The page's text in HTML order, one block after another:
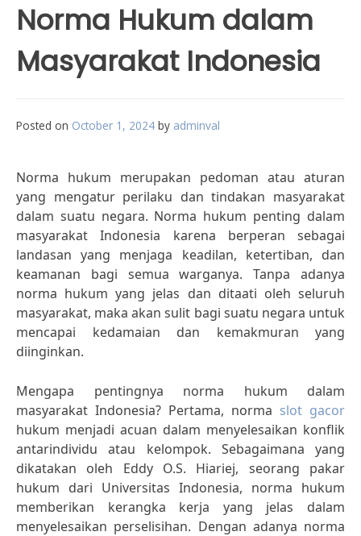
Norma Hukum dalam
Masyarakat Indonesia
Posted on October 1, 2024 by adminval
Norma hukum merupakan pedoman atau aturan
yang mengatur perilaku dan tindakan masyarakat
dalam suatu negara. Norma hukum penting dalam
masyarakat Indonesia karena berperan sebagai
landasan yang menjaga keadilan, ketertiban, dan
keamanan bagi semua warganya. Tanpa adanya
norma hukum yang jelas dan ditaati oleh seluruh
masyarakat, maka akan sulit bagi suatu negara untuk
mencapai kedamaian dan kemakmuran yang
diinginkan.
Mengapa pentingnya norma hukum dalam
masyarakat Indonesia? Pertama, norma slot gacor
hukum menjadi acuan dalam menyelesaikan konflik
antarindividu atau kelompok. Sebagaimana yang
dikatakan oleh Eddy O.S. Hiariej, seorang pakar
hukum dari Universitas Indonesia, norma hukum
memberikan kerangka kerja yang jelas dalam
menyelesaikan perselisihan. Dengan adanya norma